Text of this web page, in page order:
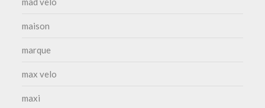
maison
marque
max velo
maxi